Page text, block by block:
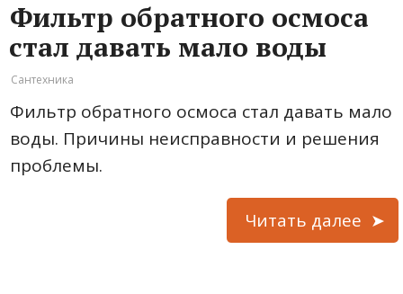
Фильтр обратного осмоса
стал давать мало воды
Сантехника
Фильтр обратного осмоса стал давать мало
воды. Причины неисправности и решения
проблемы.
Читать далее